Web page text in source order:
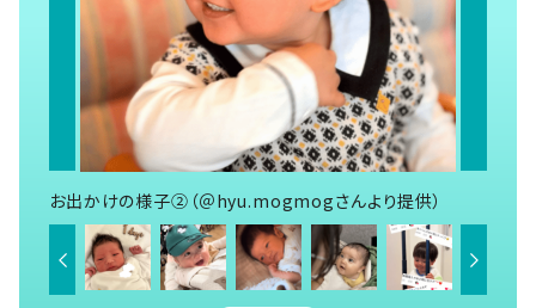
お出かけの様子②（＠hyu.mogmogさんより提供）